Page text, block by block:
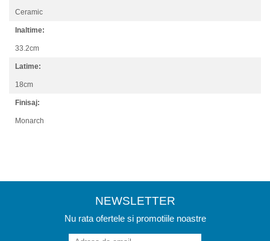
Ceramic
Inaltime:
33.2cm
Latime:
18cm
Finisaj:
Monarch
NEWSLETTER
Nu rata ofertele si promotiile noastre